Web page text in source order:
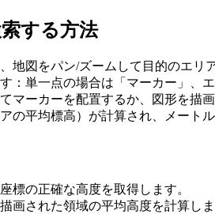
する方法
地図をパン/ズームして目的のエリ
：単一点の場合は「マーカー」、
マーカーを配置するか、図形を描
の平均標高）が計算され、メート
標の正確な高度を取得します。
画された領域の平均高度を計算し